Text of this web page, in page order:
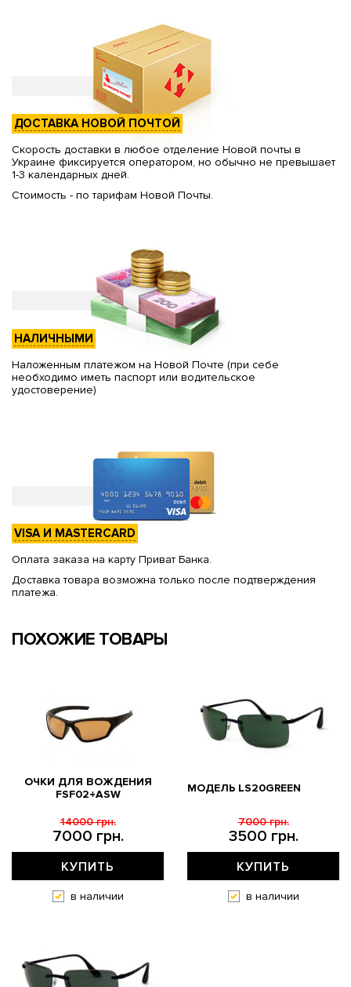
ДОСТАВКА НОВОЙ ПОЧТОЙ
Скорость доставки в любое отделение Новой почты в
Украине фиксируется оператором, но обычно не превышает
1-3 календарных дней.
Стоимость - по тарифам Новой Почты.
НАЛИЧНЫМИ
Наложенным платежом на Новой Почте (при себе
необходимо иметь паспорт или водительское
удостоверение)
VISA И MASTERCARD
Оплата заказа на карту Приват Банка.
Доставка товара возможна только после подтверждения
платежа.
ПОХОЖИЕ ТОВАРЫ
ОЧКИ ДЛЯ ВОЖДЕНИЯ
FSF02+ASW
7000 грн.
14000 грн.
КУПИТЬ
в наличии
МОДЕЛЬ LS20GREEN
3500 грн.
7000 грн.
КУПИТЬ
в наличии